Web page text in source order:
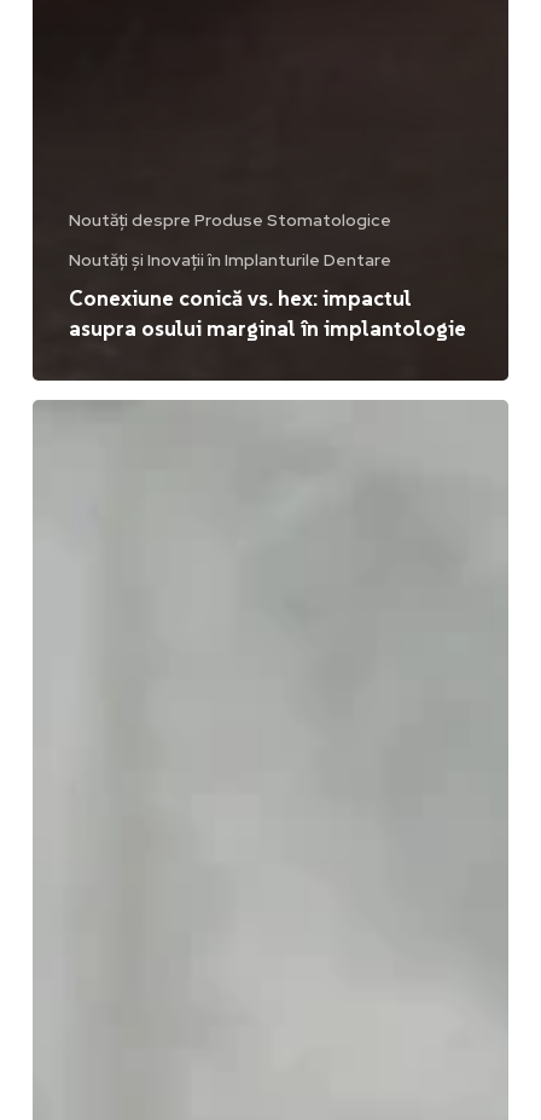
Noutăți despre Produse Stomatologice
Noutăți și Inovații în Implanturile Dentare
Conexiune conică vs. hex: impactul
asupra osului marginal în implantologie